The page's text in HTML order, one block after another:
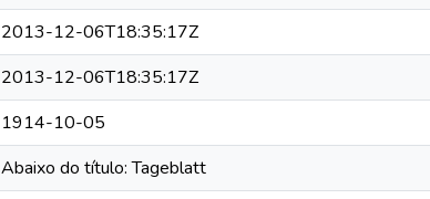
2013-12-06T18:35:17Z
2013-12-06T18:35:17Z
1914-10-05
Abaixo do título: Tageblatt